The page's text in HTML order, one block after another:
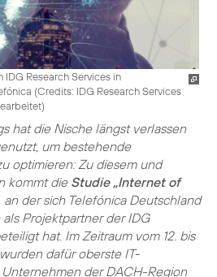
IDG Research Services in
(Credits: IDG Research Services
)
hat die Nische längst verlassen
um bestehende
optimieren: Zu diesem und
kommt die Studie „Internet of
an der sich Telefónica Deutschland
Projektpartner der IDG
hat. Im Zeitraum vom 12. bis
dafür oberste IT-
der DACH-Region